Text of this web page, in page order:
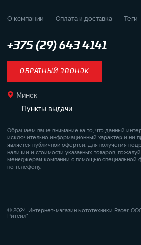
О компании Оплата и доставка Теги
+375 (29) 643 4141
ОБРАТНЫЙ ЗВОНОК
Минск
Пункты выдачи
Обращаем ваше внимание на то, что данный
исключительно информационный характер и ни
является публичной офертой. Для получения
наличии и стоимости указанных товаров,
менеджерам компании с помощью специальной
по телефону.
© 2024. Интернет-магазин мототехники Racer.
Ритейл"